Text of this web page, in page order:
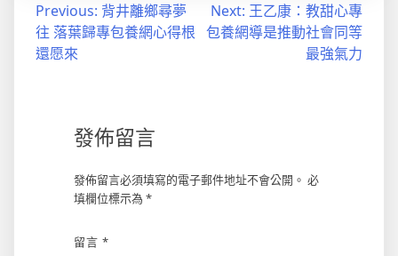
Previous: 背井離鄉尋夢
往 落葉歸專包養網心得根
還愿來
Next: 王乙康：教甜心專
包養網導是推動社會同等
最強氣力
發佈留言
發佈留言必須填寫的電子郵件地址不會公開。 必
填欄位標示為 *
留言 *